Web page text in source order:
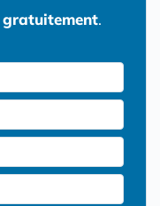
gratuitement.